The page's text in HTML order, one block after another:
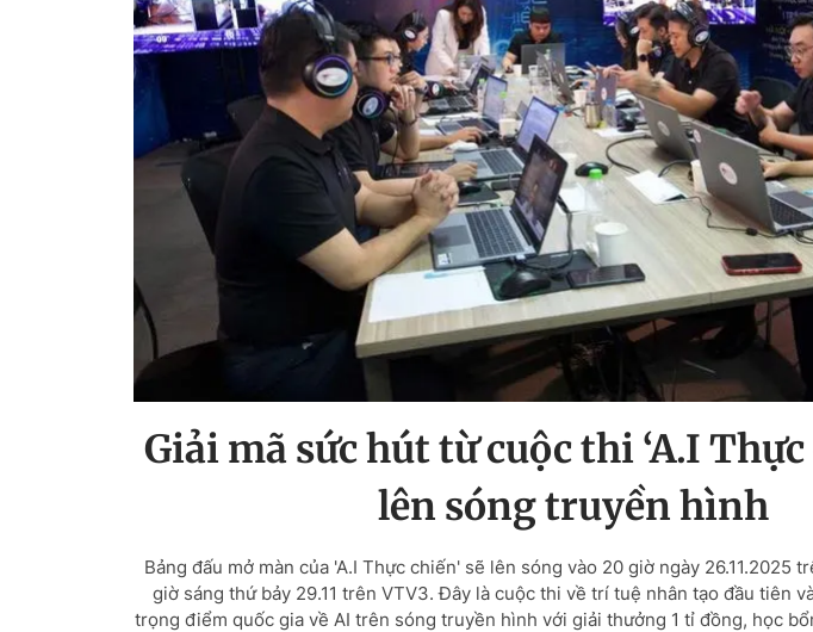
Giải mã sức hút từ cuộc thi ‘A.I Thực
lên sóng truyền hình
Bảng đấu mở màn của 'A.I Thực chiến' sẽ lên sóng vào 20 giờ ngày 26.11.2025
giờ sáng thứ bảy 29.11 trên VTV3. Đây là cuộc thi về trí tuệ nhân tạo đầu tiên
trọng điểm quốc gia về AI trên sóng truyền hình với giải thưởng 1 tỉ đồng, học